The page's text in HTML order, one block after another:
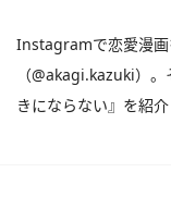
Instagramで恋愛漫画
（@akagi.kazuki）
きにならない』を紹介